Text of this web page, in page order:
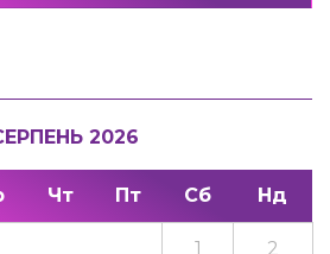
2026
Чт Пт Сб Нд
1 2